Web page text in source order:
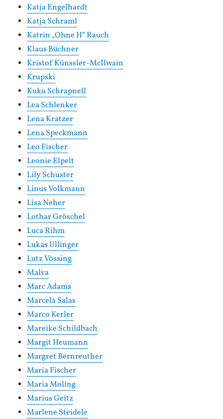
Katja Engelhardt
Katja Schraml
Katrin „Ohne H“ Rauch
Klaus Büchner
Kristof Künssler-McIlwain
Krupski
Kuku Schrapnell
Lea Schlenker
Lena Kratzer
Lena Speckmann
Leo Fischer
Leonie Elpelt
Lily Schuster
Linus Volkmann
Lisa Neher
Lothar Gröschel
Luca Rihm
Lukas Ullinger
Lutz Vössing
Malva
Marc Adams
Marcela Salas
Marco Kerler
Mareike Schildbach
Margit Heumann
Margret Bernreuther
Maria Fischer
Maria Moling
Marius Geitz
Marlene Steidele